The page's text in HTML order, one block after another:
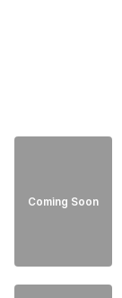
Coming Soon